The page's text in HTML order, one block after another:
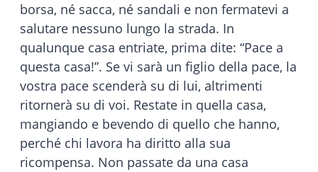
borsa, né sacca, né sandali e non fermatevi a
salutare nessuno lungo la strada. In
qualunque casa entriate, prima dite: “Pace a
questa casa!”. Se vi sarà un figlio della pace, la
vostra pace scenderà su di lui, altrimenti
ritornerà su di voi. Restate in quella casa,
mangiando e bevendo di quello che hanno,
perché chi lavora ha diritto alla sua
ricompensa. Non passate da una casa